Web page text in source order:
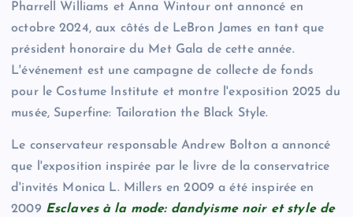
Pharrell Williams et Anna Wintour ont annoncé en
octobre 2024, aux côtés de LeBron James en tant que
président honoraire du Met Gala de cette année.
L'événement est une campagne de collecte de fonds
pour le Costume Institute et montre l'exposition 2025 du
musée, Superfine: Tailoration the Black Style.
Le conservateur responsable Andrew Bolton a annoncé
que l'exposition inspirée par le livre de la conservatrice
d'invités Monica L. Millers en 2009 a été inspirée en
2009 Esclaves à la mode: dandyisme noir et style de